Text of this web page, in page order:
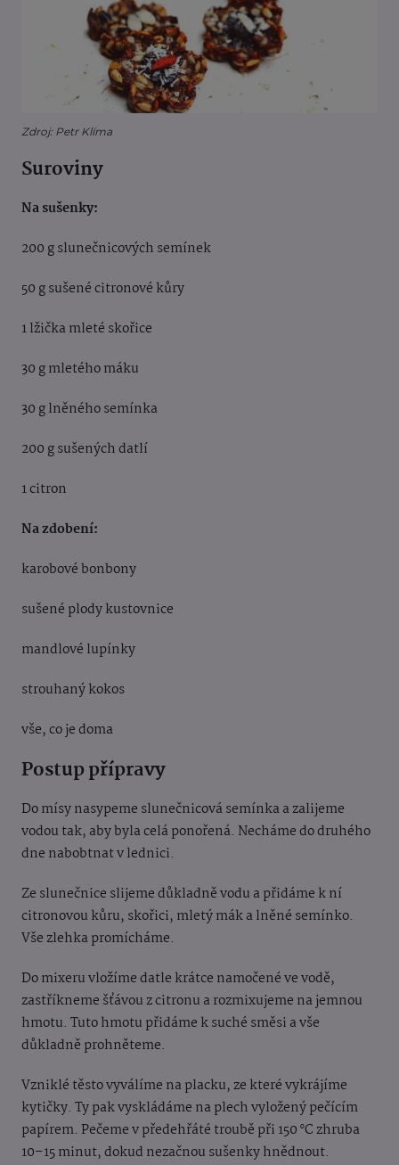
Zdroj: Petr Klíma
Suroviny
Na sušenky:
200 g slunečnicových semínek
50 g sušené citronové kůry
1 lžička mleté skořice
30 g mletého máku
30 g lněného semínka
200 g sušených datlí
1 citron
Na zdobení:
karobové bonbony
sušené plody kustovnice
mandlové lupínky
strouhaný kokos
vše, co je doma
Postup přípravy
Do mísy nasypeme slunečnicová semínka a zalijeme
vodou tak, aby byla celá ponořená. Necháme do druhého
dne nabobtnat v lednici.
Ze slunečnice slijeme důkladně vodu a přidáme k ní
citronovou kůru, skořici, mletý mák a lněné semínko.
Vše zlehka promícháme.
Do mixeru vložíme datle krátce namočené ve vodě,
zastříkneme šťávou z citronu a rozmixujeme na jemnou
hmotu. Tuto hmotu přidáme k suché směsi a vše
důkladně prohněteme.
Vzniklé těsto vyválíme na placku, ze které vykrájíme
kytičky. Ty pak vyskládáme na plech vyložený pečícím
papírem. Pečeme v předehřáté troubě při 150 °C zhruba
10–15 minut, dokud nezačnou sušenky hnědnout.